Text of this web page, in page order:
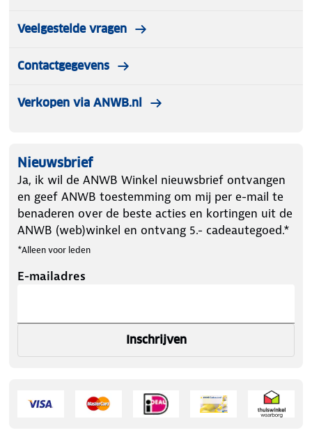
Veelgestelde vragen
Contactgegevens
Verkopen via ANWB.nl
Nieuwsbrief
Ja, ik wil de ANWB Winkel nieuwsbrief ontvangen
en geef ANWB toestemming om mij per e-mail te
benaderen over de beste acties en kortingen uit de
ANWB (web)winkel en ontvang 5.- cadeautegoed.*
*Alleen voor leden
E-mailadres
Inschrijven